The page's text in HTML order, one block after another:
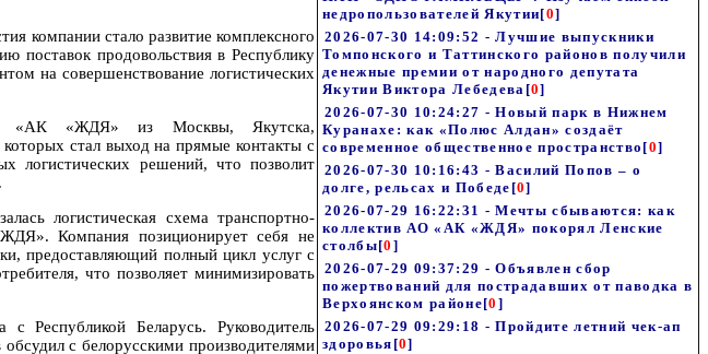
компании стало развитие комплексного
поставок продовольствия в Республику
на совершенствование логистических
«АК «ЖДЯ» из Москвы, Якутска,
стал выход на прямые контакты с
логистических решений, что позволит
логистическая схема транспортно-
Компания позиционирует себя не
предоставляющий полный цикл услуг с
что позволяет минимизировать
Республикой Беларусь. Руководитель
с белорусскими производителями
недропользователей Якутии[0]
2026-07-30 14:09:52 - Лучшие выпускники
Томпонского и Таттинского районов получили
денежные премии от народного депутата
Якутии Виктора Лебедева [0]
2026-07-30 10:24:27 - Новый парк в Нижнем
Куранахе: как «Полюс Алдан» создаёт
современное общественное пространство [0]
2026-07-30 10:16:43 - Василий Попов – о
долге, рельсах и Победе [0]
2026-07-29 16:22:31 - Мечты сбываются: как
коллектив АО «АК «ЖДЯ» покорял Ленские
столбы[0 ]
2026-07-29 09:37:29 - Объявлен сбор
пожертвований для пострадавших от паводка в
Верхоянском районе[0 ]
2026-07-29 09:29:18 - Пройдите летний чек-ап
здоровья [0]